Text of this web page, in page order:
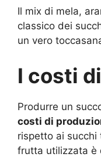
Il mix di mela,
classico dei
un vero
I costi
Produrre un
costi di
rispetto ai succhi
frutta utilizzata è